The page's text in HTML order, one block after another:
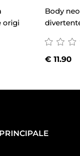
origi
Body
€11.90